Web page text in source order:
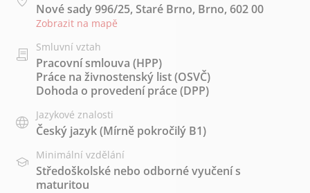
Nové sady 996/25, Staré Brno, Brno, 602 00
Zobrazit na mapě
Smluvní vztah
Pracovní smlouva (HPP)
Práce na živnostenský list (OSVČ)
Dohoda o provedení práce (DPP)
Jazykové znalosti
Český jazyk(Mírně pokročilý B1)
Minimální vzdělání
Středoškolské nebo odborné vyučení s
maturitou